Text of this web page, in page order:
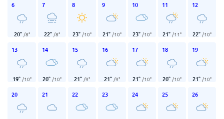
6
20° /8°
7
22° /8°
8
23° /10°
9
21° /10°
10
23° /10°
11
21° /11°
12
22° /10°
13
19° /10°
14
20° /10°
15
21° /9°
16
21° /9°
17
21° /10°
18
20° /10°
19
21° /10°
20 21 22 23 24 25 26